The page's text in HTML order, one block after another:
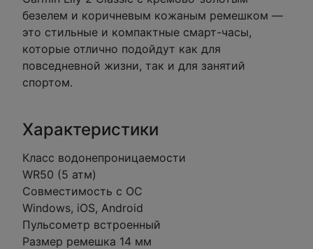
безелем и коричневым кожаным ремешком —
это стильные и компактные смарт-часы,
которые отлично подойдут как для
повседневной жизни, так и для занятий
спортом.
Характеристики
Класс водонепроницаемости
WR50 (5 атм)
Совместимость с ОС
Windows, iOS, Android
Пульсометр встроенный
Размер ремешка 14 мм